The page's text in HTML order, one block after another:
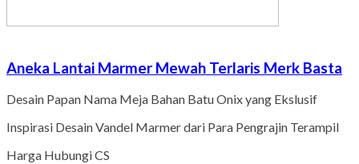
Aneka Lantai Marmer Mewah Terlaris Merk Basta
Desain Papan Nama Meja Bahan Batu Onix yang Ekslusif
Inspirasi Desain Vandel Marmer dari Para Pengrajin Terampil
Harga Hubungi CS